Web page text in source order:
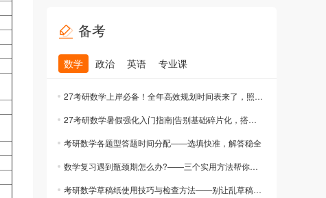
备考
数学 政治 英语 专业课
27考研数学上岸必备！全年高效规划时间表来了，照做就能赢！
27考研数学暑假强化入门指南|告别基础碎片化，搭建高分知识体系
考研数学各题型答题时间分配——选填快准，解答稳全
数学复习遇到瓶颈期怎么办?——三个实用方法帮你突破
考研数学草稿纸使用技巧与检查方法——别让乱草稿毁了你的分数